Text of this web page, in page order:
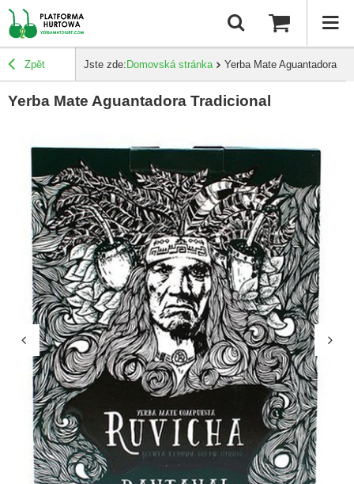
Zpět Jste zde: Domovská stránka Yerba Mate Aguantadora
Yerba Mate Aguantadora Tradicional